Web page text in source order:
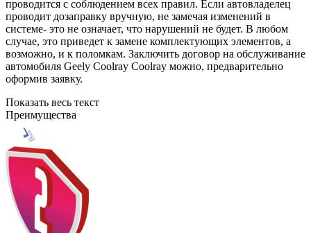
проводится с соблюдением всех правил. Если автовладелец
проводит дозаправку вручную, не замечая изменений в
системе- это не означает, что нарушений не будет. В любом
случае, это приведет к замене комплектующих элементов, а
возможно, и к поломкам. Заключить договор на обслуживание
автомобиля Geely Coolray Coolray можно, предварительно
оформив заявку.
Показать весь текст
Преимущества